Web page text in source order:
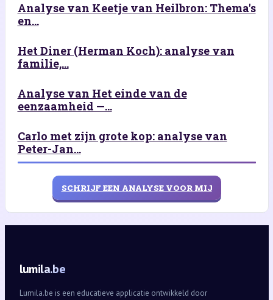
Analyse van Keetje van Heilbron: Thema's
en...
Het Diner (Herman Koch): analyse van
familie,...
Analyse van Het einde van de
eenzaamheid —...
Carlo met zijn grote kop: analyse van
Peter-Jan...
SCHRIJF EEN ANALYSE VOOR MIJ
lumila.be
Lumila.be is een educatieve applicatie ontwikkeld door